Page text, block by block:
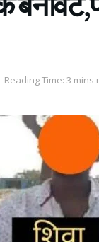
Reading Time: 3 mins